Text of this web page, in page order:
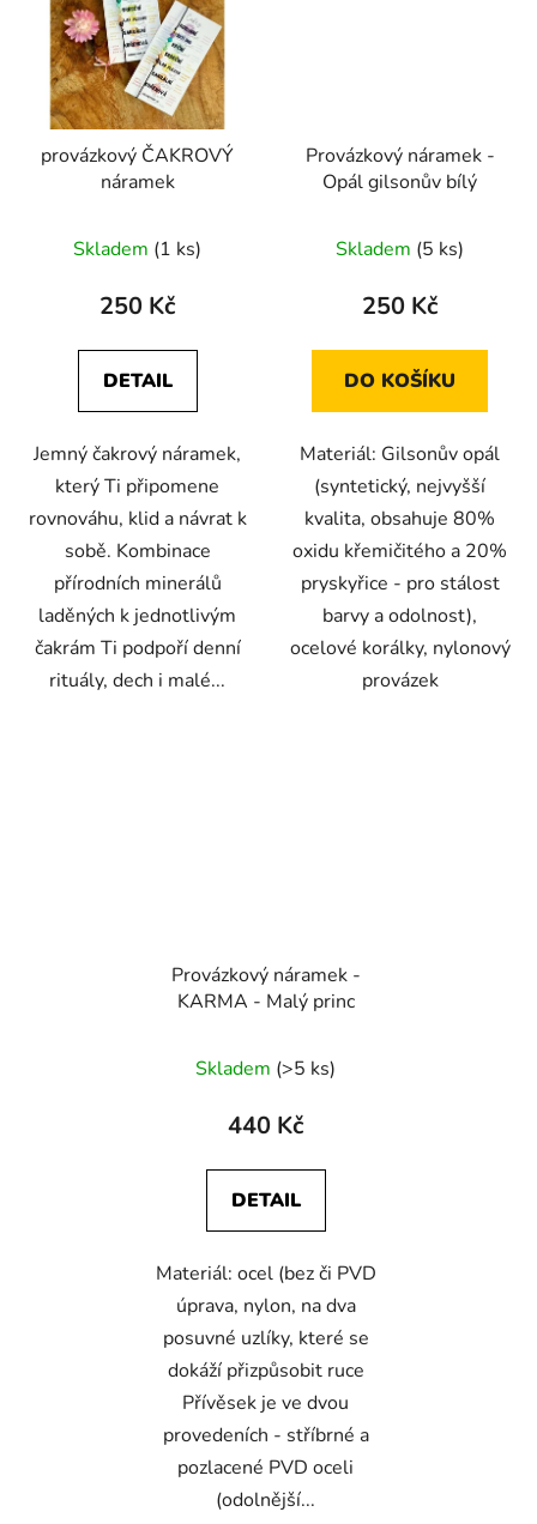
provázkový ČAKROVÝ
náramek
hodnocení
produktu
5,0
z
hvězdiček.
Skladem (1 ks)
250 Kč
DETAIL
Jemný čakrový náramek,
který Ti připomene
rovnováhu, klid a návrat k
sobě. Kombinace
přírodních minerálů
laděných k jednotlivým
čakrám Ti podpoří denní
rituály, dech i malé...
Provázkový náramek -
Opál gilsonův bílý
hodnocení
produktu
5,0
z
hvězdiček.
Skladem (5 ks)
250 Kč
DO KOŠÍKU
Materiál: Gilsonův opál
(syntetický, nejvyšší
kvalita, obsahuje 80%
oxidu křemičitého a 20%
pryskyřice - pro stálost
barvy a odolnost),
ocelové korálky, nylonový
provázek
Provázkový náramek -
KARMA - Malý princ
hodnocení
produktu
5,0
z
hvězdiček.
Skladem (>5 ks)
440 Kč
DETAIL
Materiál: ocel (bez či PVD
úprava, nylon, na dva
posuvné uzlíky, které se
dokáží přizpůsobit ruce
Přívěsek je ve dvou
provedeních - stříbrné a
pozlacené PVD oceli
(odolnější...